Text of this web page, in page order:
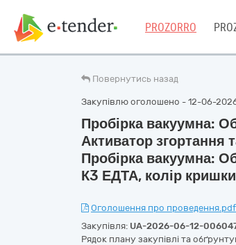
PROZORRO
Повернутись назад
Закупівлю оголошено - 12-06-
Пробірка вакуумна:
Активатор згортання
Пробірка вакуумна:
К3 ЕДТА, колір
Оголошення про проведення.pdf
Закупівля: UA-2026-06-12-
Рядок плану закупівлі та